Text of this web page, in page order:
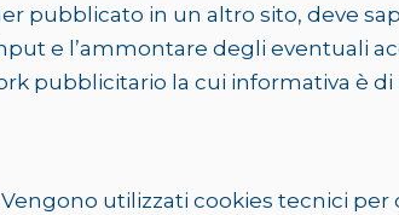
pubblicato in un altro sito, deve
e l’ammontare degli eventuali
pubblicitario la cui informativa è
utilizzati cookies tecnici